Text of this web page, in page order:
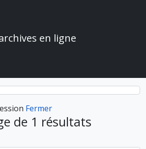
en ligne
Fermer
de 1 résultats